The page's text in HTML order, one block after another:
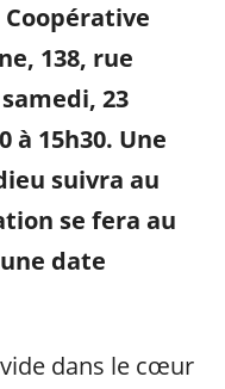
138, rue
23
à 15h30. Une
suivra au
se fera au
date
dans le cœur